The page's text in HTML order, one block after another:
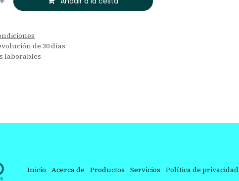
de 30 días
laborables
Inicio Acerca de Productos Servicios Política de privacidad